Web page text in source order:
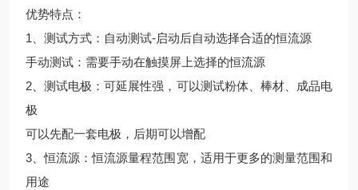
优势特点：
1、测试方式：自动测试-启动后自动选择合适的恒流源
手动测试：需要手动在触摸屏上选择的恒流源
2、测试电极：可延展性强，可以测试粉体、棒材、成品电
极
可以先配一套电极，后期可以增配
3、恒流源：恒流源量程范围宽，适用于更多的测量范围和
用途